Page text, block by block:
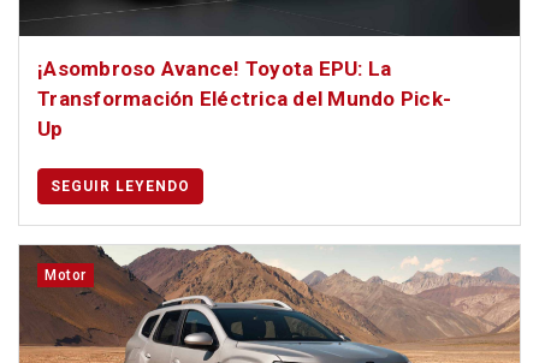
¡Asombroso Avance! Toyota EPU: La
Transformación Eléctrica del Mundo Pick-
Up
SEGUIR LEYENDO
Motor